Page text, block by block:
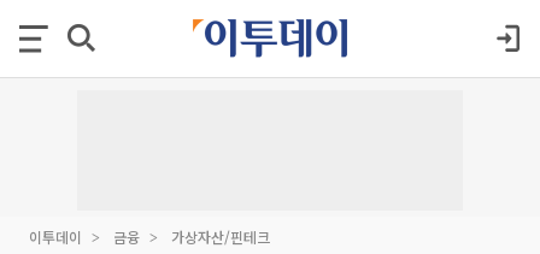
이투데이 금융 가상자산/핀테크